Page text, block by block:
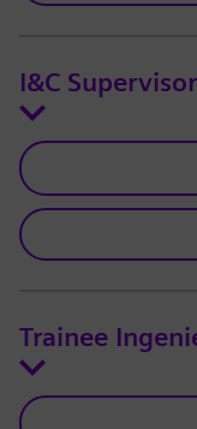
I&C Supervisor
Trainee